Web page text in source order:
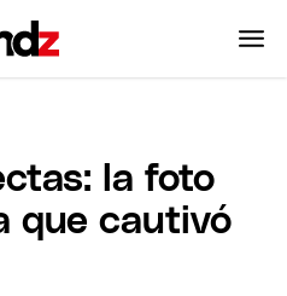
la foto
que cautivó